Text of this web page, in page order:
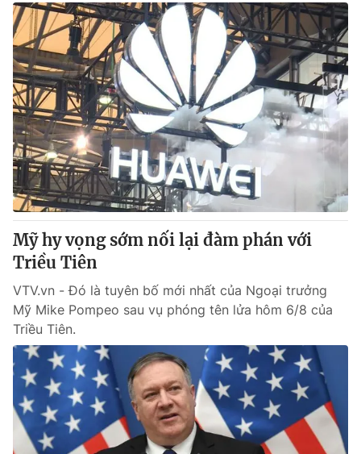
Mỹ hy vọng sớm nối lại đàm phán với
Triều Tiên
VTV.vn - Đó là tuyên bố mới nhất của Ngoại trưởng
Mỹ Mike Pompeo sau vụ phóng tên lửa hôm 6/8 của
Triều Tiên.